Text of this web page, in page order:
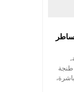
طنجة